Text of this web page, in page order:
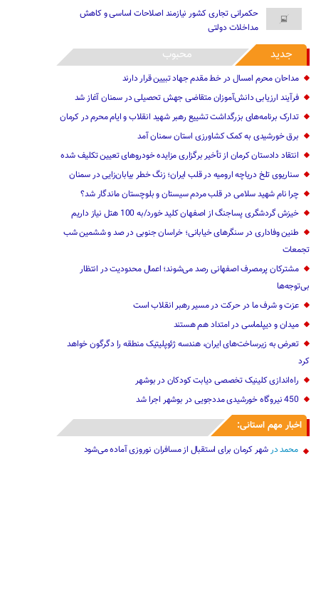
حکمرانی تجاری کشور نیازمند اصلاحات اساسی و کاهش
مداخلات دولتی
جدید محبوب
مداحان محرم امسال در خط مقدم جهاد تبیین قرار دارند
فرآیند ارزیابی دانش‌آموزان متقاضی جهش تحصیلی در سمنان آغاز شد
تدارک برنامه‌های بزرگداشت تشییع رهبر شهید انقلاب و ایام محرم در کرمان
برق خورشیدی به کمک کشاورزی استان سمنان آمد
انتقاد دادستان کرمان از تأخیر برگزاری مزایده خودروهای تعیین تکلیف شده
سناریوی تلخ دریاچه ارومیه در قلب ایران؛ زنگ خطر بیابان‌زایی در سمنان
چرا نام شهید سلامی در قلب مردم سیستان و بلوچستان ماندگار شد؟
خیزش گردشگری پساجنگ از اصفهان کلید خورد/به 100 هتل نیاز داریم
طنین وفاداری در سنگرهای خیابانی؛ خراسان جنوبی در صد و ششمین شب
تجمعات
مشترکان پرمصرف اصفهانی رصد می‌شوند؛ اعمال محدودیت در انتظار
بی‌توجه‌ها
عزت و شرف ما در حرکت در مسیر رهبر انقلاب است
میدان و دیپلماسی در امتداد هم هستند
تعرض به زیرساخت‌های ایران، هندسه ژئوپلیتیک منطقه را دگرگون خواهد
کرد
راه‌اندازی کلینیک تخصصی دیابت کودکان در بوشهر
450 نیروگاه خورشیدی مددجویی در بوشهر اجرا شد
اخبار مهم استانی:
محمددرشهر کرمان برای استقبال از مسافران نوروزی آماده می‌شود